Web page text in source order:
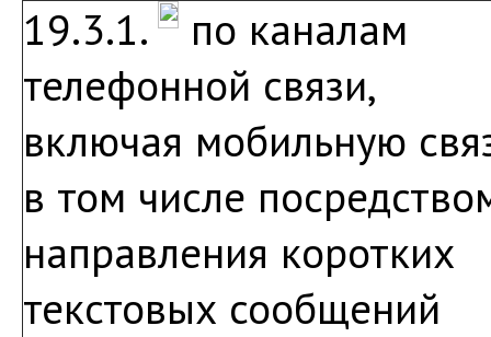
19.3.1.
по каналам
телефонной связи,
включая мобильную
в том числе
направления коротких
текстовых сообщений